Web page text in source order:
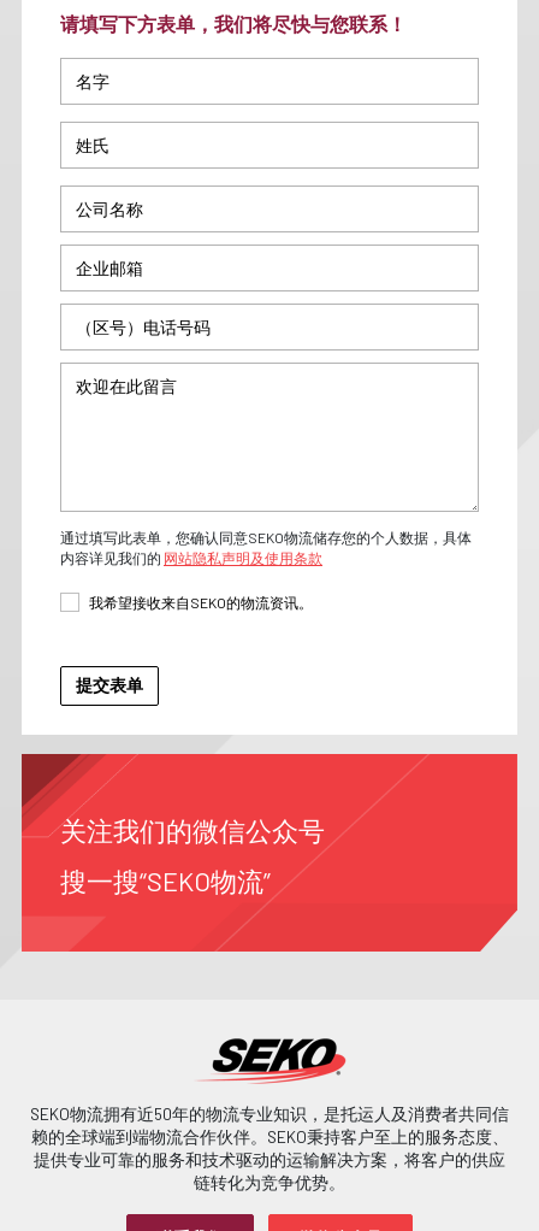
请填写下方表单，我们将尽快与您联系！
通过填写此表单，您确认同意SEKO物流储存您的个人数据，具体
内容详见我们的 网站隐私声明及使用条款
我希望接收来自SEKO的物流资讯。
关注我们的微信公众号
搜一搜“SEKO物流”
SEKO物流拥有近50年的物流专业知识，是托运人及消费者共同信
赖的全球端到端物流合作伙伴。SEKO秉持客户至上的服务态度、
提供专业可靠的服务和技术驱动的运输解决方案，将客户的供应
链转化为竞争优势。